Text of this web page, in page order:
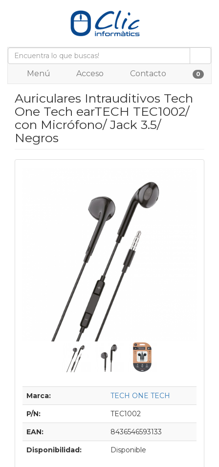
Menú Acceso Contacto 0
Auriculares Intrauditivos Tech
One Tech earTECH TEC1002/
con Micrófono/ Jack 3.5/
Negros
Marca: TECH ONE TECH
P/N: TEC1002
EAN: 8436546593133
Disponibilidad: Disponible